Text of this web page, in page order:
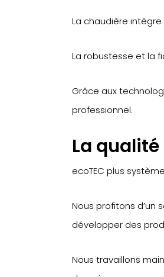
La chaudière intègre
La robustesse et la
Grâce aux
professionnel.
La
ecoTEC plus
Nous profitons d’un
développer des
Nous travaillons